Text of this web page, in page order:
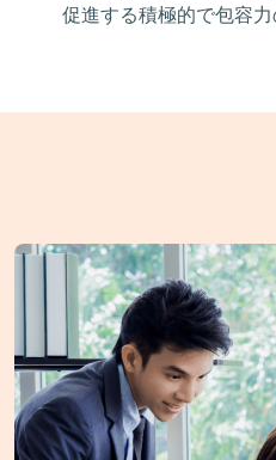
促進する積極的で包容力